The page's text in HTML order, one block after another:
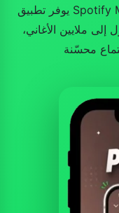
يوفر تطبيق Spotify Mod APK بثًا موسيقيًا بدون إعلانات مع
ملايين الأغاني،